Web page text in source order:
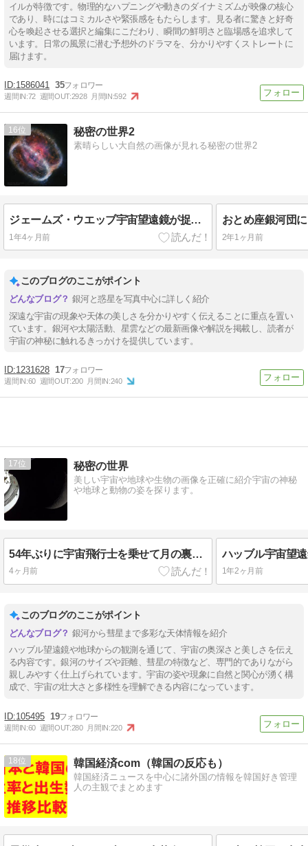
イルが特徴です。物理的なハプニングや動きのダイナミズムが映像の核心
であり、時にはコミカルさや緊張感をもたらします。見る者に驚きと好奇
心を喚起させる選択と編集にこだわり、瞬間の鮮明さと臨場感を追求して
います。日常の風景に潜む予想外のドラマを、分かりやすくストレートに
届けます。
1586041 35
週間IN:72 週間OUT:2928 月間IN:592
16 秘密の世界2
素晴らしい大自然の画像が見れる秘密の世界2
ジェームズ・ウエッブ宇宙望遠鏡が捉えた美しい惑星状星雲NGC1514
1年4ヶ月前 2年1ヶ月前
このブログのここがポイント
銀河と惑星を写真中心に詳しく紹介
深遠な宇宙の現象や天体の美しさを分かりやすく伝えることに重点を置い
ています。銀河や太陽活動、星雲などの最新画像や解説を掲載し、読者が
宇宙の神秘に触れるきっかけを提供しています。
1231628 17
週間IN:60 週間OUT:200 月間IN:240
17 秘密の世界
美しい宇宙や地球や生物の画像を正確に紹介宇宙の神秘
や地球と動物の姿を探ります。
54年ぶりに宇宙飛行士を乗せて月の裏側を回ってきたNASAの宇宙船オリオン、無事、地球に帰還
4ヶ月前 1年2ヶ月前
このブログのここがポイント
銀河から彗星まで多彩な天体情報を紹介
ハッブル望遠鏡や地球からの観測を通じて、宇宙の奥深さと美しさを伝え
る内容です。銀河のサイズや距離、彗星の特徴など、専門的でありながら
親しみやすく仕上げられています。宇宙の姿や現象に自然と関心が湧く構
成で、宇宙の壮大さと多様性を理解できる内容になっています。
105495 19
週間IN:60 週間OUT:280 月間IN:220
18 韓国経済com（韓国の反応も）
韓国経済ニュースを中心に諸外国の情報を韓国好き管理
人の主観でまとめます